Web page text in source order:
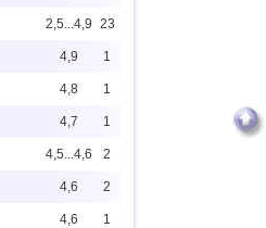
2,5...4,9 23
4,9 1
4,8 1
4,7 1
4,5...4,6 2
4,6 2
4,6 1